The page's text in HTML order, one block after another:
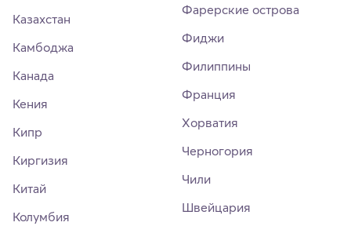
Казахстан
Камбоджа
Канада
Кения
Кипр
Киргизия
Китай
Колумбия
Фарерские острова
Фиджи
Филиппины
Франция
Хорватия
Черногория
Чили
Швейцария